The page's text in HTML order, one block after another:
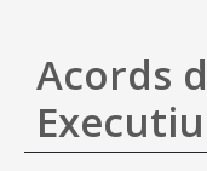
Acords
Executiu